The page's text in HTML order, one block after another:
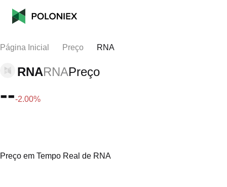
Página Inicial Preço RNA
RNARNAPreço
---2.00%
Preço em Tempo Real de RNA